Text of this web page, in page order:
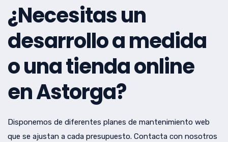
¿Necesitas un
desarrollo a medida
o una tienda online
en Astorga?
Disponemos de diferentes planes de mantenimiento web
que se ajustan a cada presupuesto. Contacta con nosotros